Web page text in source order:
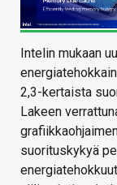
Intelin mukaan
2,3-kertaista
Lakeen
suorituskykyä